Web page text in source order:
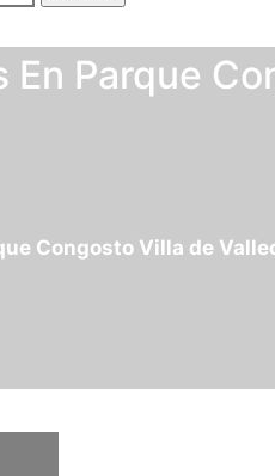
En Parque
Congosto Villa de